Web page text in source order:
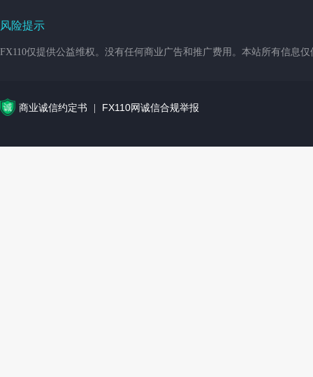
风险提示
FX110仅提供公益维权。没有任何商业广告和推广费用。本站所有信息
商业诚信约定书 FX110网诚信合规举报